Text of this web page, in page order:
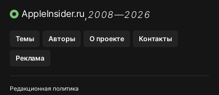
ПРИЛОЖЕНИЯ БЕЗ APP STORE
AppleInsider.ru,2008—2026
Темы Авторы О проекте Контакты
Реклама
Редакционная политика